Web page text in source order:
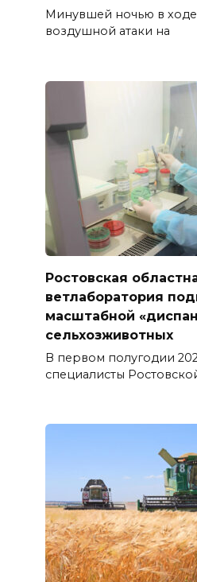
Минувшей ночью в
воздушной атаки на
Ростовская
ветлаборатория
масштабной
сельхозживотных
В первом полугодии
специалисты